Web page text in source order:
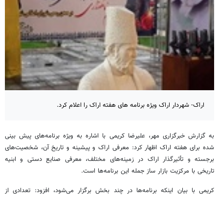
اراک- شهردار اراک ویژه برنامه های هفته اراک را اعلام کرد.
به گزارش خبرگزاری مهر، علیرضا کریمی با اشاره به ویژه برنامه‌های پیش بینی
شده برای هفته اراک اظهار کرد: معرفی اراک و پیشینه و تاریخ آن، شخصیت‌های
برجسته و تأثیرگذار اراک در زمینه‌های مختلف، معرفی صنایع دستی و ابنیه
تاریخی با مرکزیت بازار ساز جمله این برنامه‌ها است.
کریمی با بیان اینکه برنامه‌ها در چند بخش برگزار می‌شود، افزود: تعدادی از